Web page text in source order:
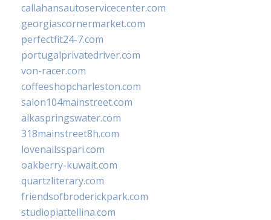
callahansautoservicecenter.com
georgiascornermarket.com
perfectfit24-7.com
portugalprivatedriver.com
von-racer.com
coffeeshopcharleston.com
salon104mainstreet.com
alkaspringswater.com
318mainstreet8h.com
lovenailsspari.com
oakberry-kuwait.com
quartzliterary.com
friendsofbroderickpark.com
studiopiattellina.com